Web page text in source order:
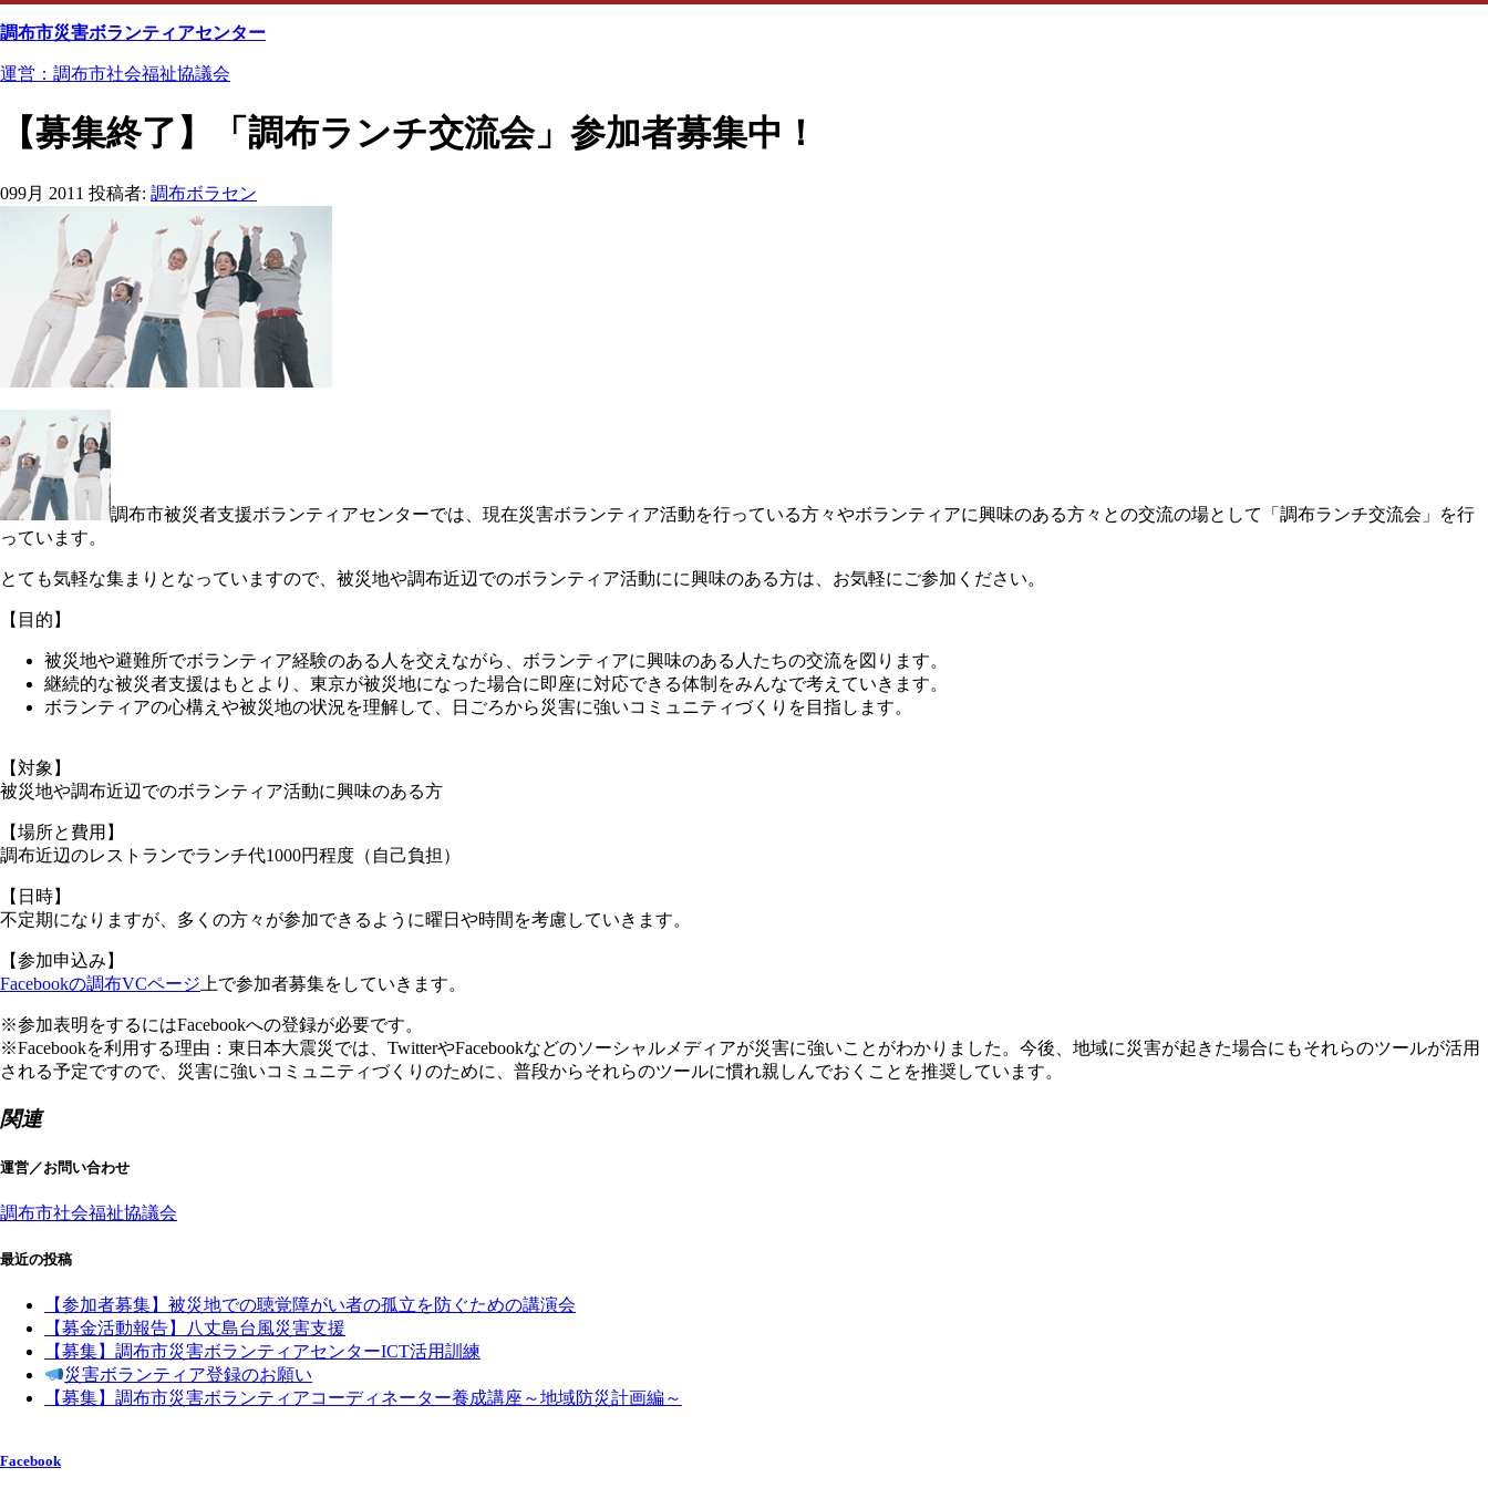
Skip
to
調布市災害ボランティアセンター
運営：調布市社会福祉協議会
【募集終了】「調布ランチ交流会」参加者募集中！
099月 2011 投稿者: 調布ボラセン
調布市被災者支援ボランティアセンターでは、現在災害ボランティア活動を行っている方々やボランティアに興味のある方々との交流の場として「調布ランチ交流会」を行
っています。
とても気軽な集まりとなっていますので、被災地や調布近辺でのボランティア活動にに興味のある方は、お気軽にご参加ください。
【目的】
被災地や避難所でボランティア経験のある人を交えながら、ボランティアに興味のある人たちの交流を図ります。
継続的な被災者支援はもとより、東京が被災地になった場合に即座に対応できる体制をみんなで考えていきます。
ボランティアの心構えや被災地の状況を理解して、日ごろから災害に強いコミュニティづくりを目指します。
【対象】
被災地や調布近辺でのボランティア活動に興味のある方
【場所と費用】
調布近辺のレストランでランチ代1000円程度（自己負担）
【日時】
不定期になりますが、多くの方々が参加できるように曜日や時間を考慮していきます。
【参加申込み】
Facebookの調布VCページ 上で参加者募集をしていきます。
※参加表明をするにはFacebookへの登録が必要です。
※Facebookを利用する理由：東日本大震災では、TwitterやFacebookなどのソーシャルメディアが災害に強いことがわかりました。今後、地域に災害が起きた場合にもそれらのツールが活用
される予定ですので、災害に強いコミュニティづくりのために、普段からそれらのツールに慣れ親しんでおくことを推奨しています。
関連
運営／お問い合わせ
調布市社会福祉協議会
最近の投稿
【参加者募集】被災地での聴覚障がい者の孤立を防ぐための講演会
【募金活動報告】八丈島台風災害支援
【募集】調布市災害ボランティアセンターICT活用訓練
災害ボランティア登録のお願い
【募集】調布市災害ボランティアコーディネーター養成講座～地域防災計画編～
Facebook